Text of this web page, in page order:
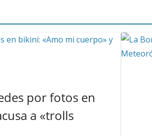
por fotos en
a «trolls